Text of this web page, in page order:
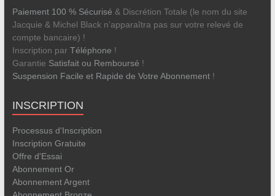
Paiement 100 % Sécurisé & Discrétion Totale (le nom du site
Jacquie & Michel Black n’apparaîtra pas sur votre relevé de
compte bancaire) !
Inscription par Téléphone !
Garantie Satisfait ou Remboursé !
Suspension Facile et Rapide de Votre Abonnement!
INSCRIPTION
Processus d'Inscription
Inscription Gratuite
Offre d'Essai
Abonnement Or
Abonnement Argent